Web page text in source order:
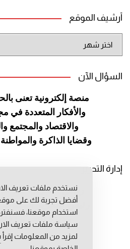
أرشيف الموقع
الموقع
السؤال الآن
منصة إلكترونية تعنى
والأفكار المتعددة في
والاقتصاد والمجتمع
وقضايا الذاكرة والمواطنة
إدارة التحرير
رئيس التحرير: عبد
رئيس التحرير
مديرة التحرير:
نستخدم ملفات تعريف
أفضل تجربة لك على
استخدام موقعنا،
سياسة ملفات تعريف
لمزيد من المعلومات إقرأ